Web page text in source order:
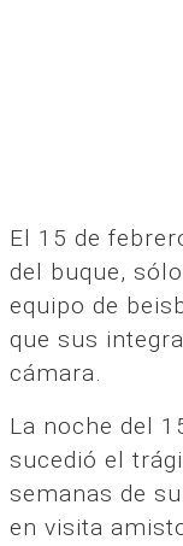
El 15 de
del buque,
equipo de
que sus
cámara.
La noche del
sucedió el
semanas de
en visita